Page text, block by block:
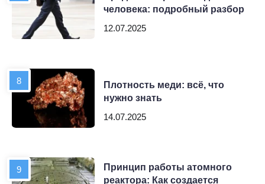
человека: подробный разбор
12.07.2025
Плотность меди: всё, что
нужно знать
14.07.2025
Принцип работы атомного
реактора: Как создается